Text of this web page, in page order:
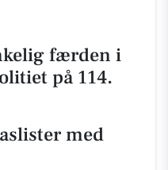
færden i
på 114.
med